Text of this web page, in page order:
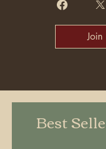
Join
Best